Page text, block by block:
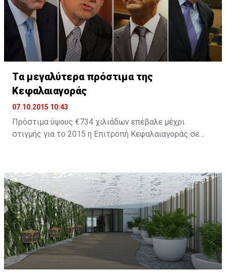
Tα μεγαλύτερα πρόστιμα της
Κεφαλαιαγοράς
07.10.2015 10:43
Πρόστιμα ύψους €734 χιλιάδων επέβαλε μέχρι
στιγμής για το 2015 η Επιτροπή Κεφαλαιαγοράς σε
την πορεία του Οργανισμού καθώς επιβλήθηκαν
πρόστιμα ύψους €8,2 εκατ., ενώ για το 2013 τα
συνολικά πρόστιμα ήταν μόλις €1,279,000.